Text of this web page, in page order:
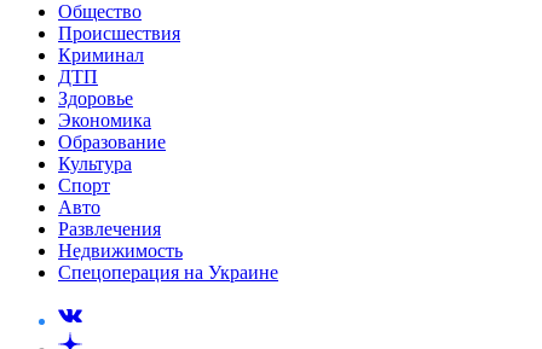
Общество
Происшествия
Криминал
ДТП
Здоровье
Экономика
Образование
Культура
Спорт
Авто
Развлечения
Недвижимость
Спецоперация на Украине